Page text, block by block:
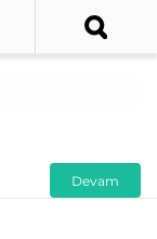
Devam